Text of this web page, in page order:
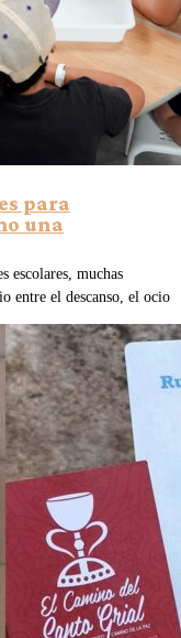
para
una
escolares, muchas
entre el descanso, el ocio